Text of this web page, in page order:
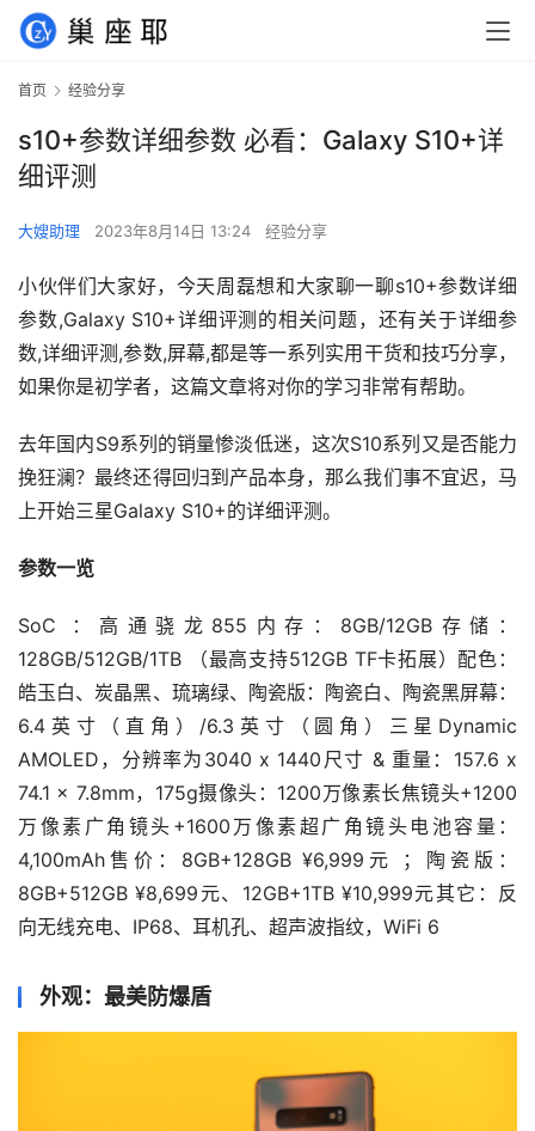
首页 经验分享
s10+参数详细参数 必看：Galaxy S10+详
细评测
大嫂助理 2023年8月14日 13:24 经验分享
小伙伴们大家好，今天周磊想和大家聊一聊s10+参数详细
参数,Galaxy S10+详细评测的相关问题，还有关于详细参
数,详细评测,参数,屏幕,都是等一系列实用干货和技巧分享，
如果你是初学者，这篇文章将对你的学习非常有帮助。
去年国内S9系列的销量惨淡低迷，这次S10系列又是否能力
挽狂澜？最终还得回归到产品本身，那么我们事不宜迟，马
上开始三星Galaxy S10+的详细评测。
参数一览
SoC ：高通骁龙855内存：8GB/12GB存储：
128GB/512GB/1TB （最高支持512GB TF卡拓展）配色：
皓玉白、炭晶黑、琉璃绿、陶瓷版：陶瓷白、陶瓷黑屏幕：
6.4英寸（直角）/6.3英寸（圆角）三星Dynamic
AMOLED，分辨率为3040 x 1440尺寸 & 重量：157.6 x
74.1 x 7.8mm，175g摄像头：1200万像素长焦镜头+1200
万像素广角镜头+1600万像素超广角镜头电池容量：
4,100mAh售价：8GB+128GB ¥6,999元 ；陶瓷版：
8GB+512GB ¥8,699元、12GB+1TB ¥10,999元其它：反
向无线充电、IP68、耳机孔、超声波指纹，WiFi 6
外观：最美防爆盾